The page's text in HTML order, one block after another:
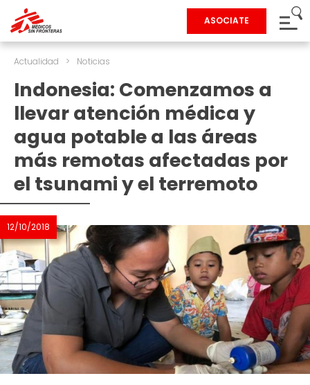
ASOCIATE
Actualidad > Noticias
Indonesia: Comenzamos a
llevar atención médica y
agua potable a las áreas
más remotas afectadas por
el tsunami y el terremoto
12/10/2018